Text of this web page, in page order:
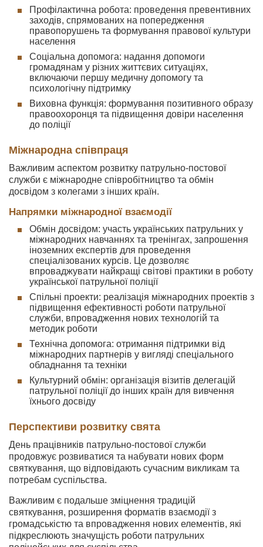
Профілактична робота: проведення превентивних
заходів, спрямованих на попередження
правопорушень та формування правової культури
населення
Соціальна допомога: надання допомоги
громадянам у різних життєвих ситуаціях,
включаючи першу медичну допомогу та
психологічну підтримку
Виховна функція: формування позитивного образу
правоохоронця та підвищення довіри населення
до поліції
Міжнародна співпраця
Важливим аспектом розвитку патрульно-постової
служби є міжнародне співробітництво та обмін
досвідом з колегами з інших країн.
Напрямки міжнародної взаємодії
Обмін досвідом: участь українських патрульних у
міжнародних навчаннях та тренінгах, запрошення
іноземних експертів для проведення
спеціалізованих курсів. Це дозволяє
впроваджувати найкращі світові практики в роботу
української патрульної поліції
Спільні проекти: реалізація міжнародних проектів з
підвищення ефективності роботи патрульної
служби, впровадження нових технологій та
методик роботи
Технічна допомога: отримання підтримки від
міжнародних партнерів у вигляді спеціального
обладнання та техніки
Культурний обмін: організація візитів делегацій
патрульної поліції до інших країн для вивчення
їхнього досвіду
Перспективи розвитку свята
День працівників патрульно-постової служби
продовжує розвиватися та набувати нових форм
святкування, що відповідають сучасним викликам та
потребам суспільства.
Важливим є подальше зміцнення традицій
святкування, розширення форматів взаємодії з
громадськістю та впровадження нових елементів, які
підкреслюють значущість роботи патрульних